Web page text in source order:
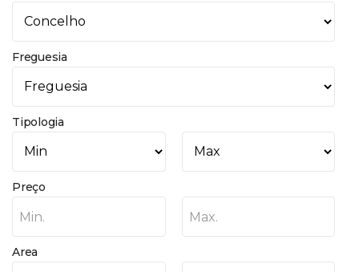
Freguesia
Tipologia
Preço
Min. Max.
Area